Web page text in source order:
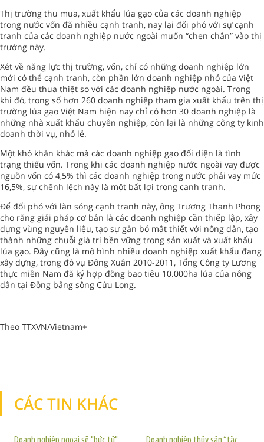
Thị trường thu mua, xuất khẩu lúa gạo của các doanh nghiệp
trong nước vốn đã nhiều cạnh tranh, nay lại đối phó với sự cạnh
tranh của các doanh nghiệp nước ngoài muốn “chen chân” vào thị
trường này.
Xét về năng lực thị trường, vốn, chỉ có những doanh nghiệp lớn
mới có thể cạnh tranh, còn phần lớn doanh nghiệp nhỏ của Việt
Nam đều thua thiệt so với các doanh nghiệp nước ngoài. Trong
khi đó, trong số hơn 260 doanh nghiệp tham gia xuất khẩu trên thị
trường lúa gạo Việt Nam hiện nay chỉ có hơn 30 doanh nghiệp là
những nhà xuất khẩu chuyên nghiệp, còn lại là những công ty kinh
doanh thời vụ, nhỏ lẻ.
Một khó khăn khác mà các doanh nghiệp gạo đối diện là tình
trạng thiếu vốn. Trong khi các doanh nghiệp nước ngoài vay được
nguồn vốn có 4,5% thì các doanh nghiệp trong nước phải vay mức
16,5%, sự chênh lệch này là một bất lợi trong cạnh tranh.
Để đối phó với làn sóng cạnh tranh này, ông Trương Thanh Phong
cho rằng giải pháp cơ bản là các doanh nghiệp cần thiếp lập, xây
dựng vùng nguyên liệu, tạo sự gắn bó mật thiết với nông dân, tạo
thành những chuỗi giá trị bền vững trong sản xuất và xuất khẩu
lúa gạo. Đây cũng là mô hình nhiều doanh nghiệp xuất khẩu đang
xây dựng, trong đó vụ Đông Xuân 2010-2011, Tổng Công ty Lương
thực miền Nam đã ký hợp đồng bao tiêu 10.000ha lúa của nông
dân tại Đồng bằng sông Cửu Long.
Theo TTXVN/Vietnam+
CÁC TIN KHÁC